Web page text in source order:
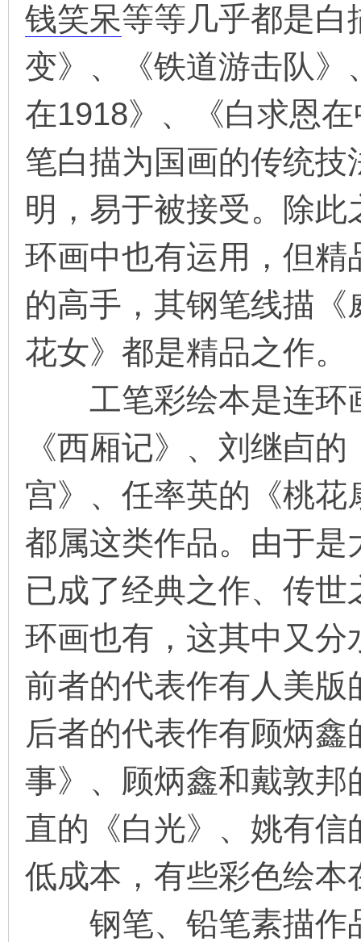
钱笑呆等等几乎都是白
变》、《铁道游击队
在1918》、《白求恩
笔白描为国画的传统
明，易于被接受。除
环画中也有运用，但精
的高手，其钢笔线描《
花女》都是精品之作。
工笔彩绘本是连环
《西厢记》、刘继卣
宫》、任率英的《桃
都属这类作品。由于
已成了经典之作、传
环画也有，这其中又
前者的代表作有人美
后者的代表作有顾炳
事》、顾炳鑫和戴敦
直的《白光》、姚有
低成本，有些彩色绘
钢笔、铅笔素描作